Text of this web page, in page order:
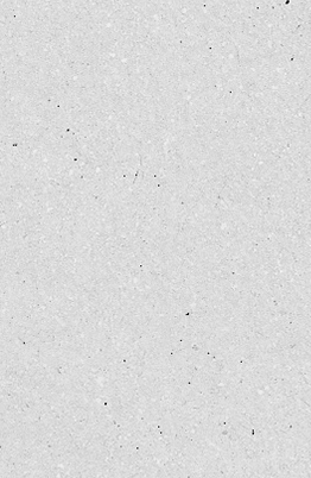
カラ 9ホ
シュ）
ED ROTH BOOK CHRISTMAS
WINDOWS
1,045円 (税込)